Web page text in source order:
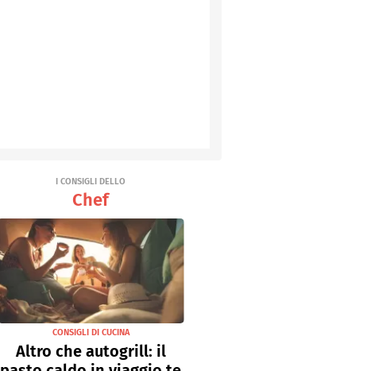
I CONSIGLI DELLO
Chef
CONSIGLI DI CUCINA
Altro che autogrill: il